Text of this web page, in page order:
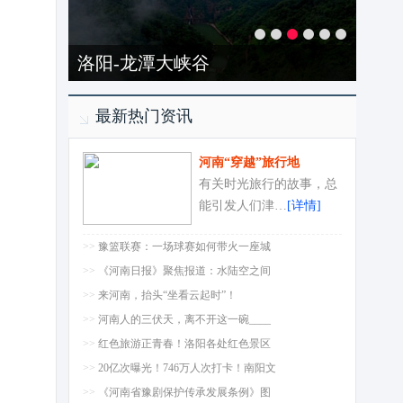
洛阳-龙潭大峡谷
最新热门资讯
河南“穿越”旅行地
有关时光旅行的故事，总
能引发人们津… [详情]
>> 豫篮联赛：一场球赛如何带火一座城
>>
《河南日报》聚焦报道：水陆空之间
>> 来河南，抬头“坐看云起时”！
>> 河南人的三伏天，离不开这一碗____
>> 红色旅游正青春！洛阳各处红色景区
>> 20亿次曝光！746万人次打卡！南阳文
>>
《河南省豫剧保护传承发展条例》图